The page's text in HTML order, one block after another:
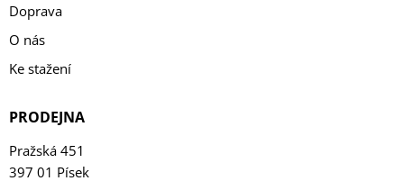
Doprava
O nás
Ke stažení
PRODEJNA
Pražská 451
397 01 Písek